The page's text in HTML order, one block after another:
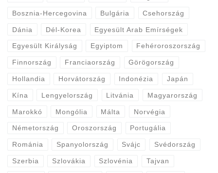
Bosznia-Hercegovina Bulgária Csehország
Dánia Dél-Korea Egyesült Arab Emírségek
Egyesült Királyság Egyiptom Fehéroroszország
Finnország Franciaország Görögország
Hollandia Horvátország Indonézia Japán
Kína Lengyelország Litvánia Magyarország
Marokkó Mongólia Málta Norvégia
Németország Oroszország Portugália
Románia Spanyolország Svájc Svédország
Szerbia Szlovákia Szlovénia Tajvan